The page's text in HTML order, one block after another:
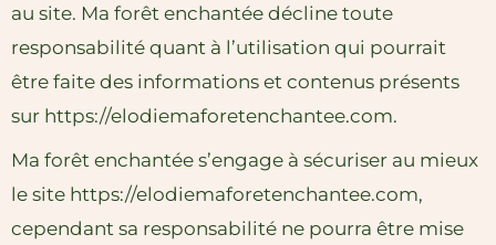
au site. Ma forêt enchantée décline toute
responsabilité quant à l’utilisation qui pourrait
être faite des informations et contenus présents
sur https://elodiemaforetenchantee.com.
Ma forêt enchantée s’engage à sécuriser au mieux
le site https://elodiemaforetenchantee.com,
cependant sa responsabilité ne pourra être mise